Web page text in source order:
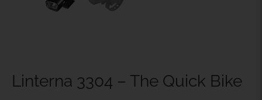
Linterna 3304 – The Quick Bike